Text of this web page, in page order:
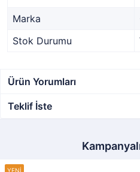
Marka
Stok Durumu
Ürün Yorumları
Teklif İste